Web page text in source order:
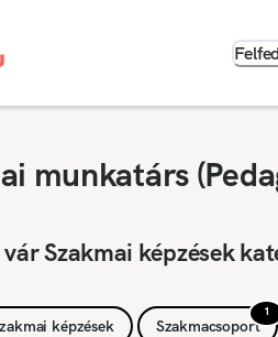
munkatárs
Szakmai képzések
képzések
1
Szakmacsoport